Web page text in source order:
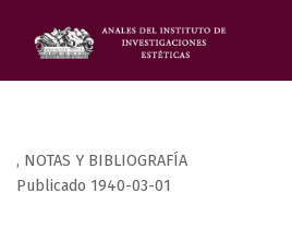
, NOTAS Y BIBLIOGRAFÍA
Publicado 1940-03-01